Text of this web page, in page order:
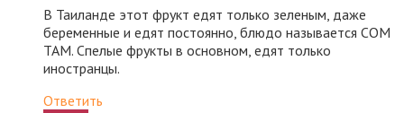
В Таиланде этот фрукт едят только зеленым, даже
беременные и едят постоянно, блюдо называется СОМ
ТАМ. Спелые фрукты в основном, едят только
иностранцы.
Ответить